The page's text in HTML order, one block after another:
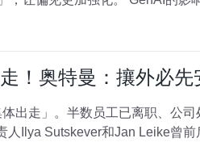
！奥特曼：攘外必先
出走」。半数员工已离职、公